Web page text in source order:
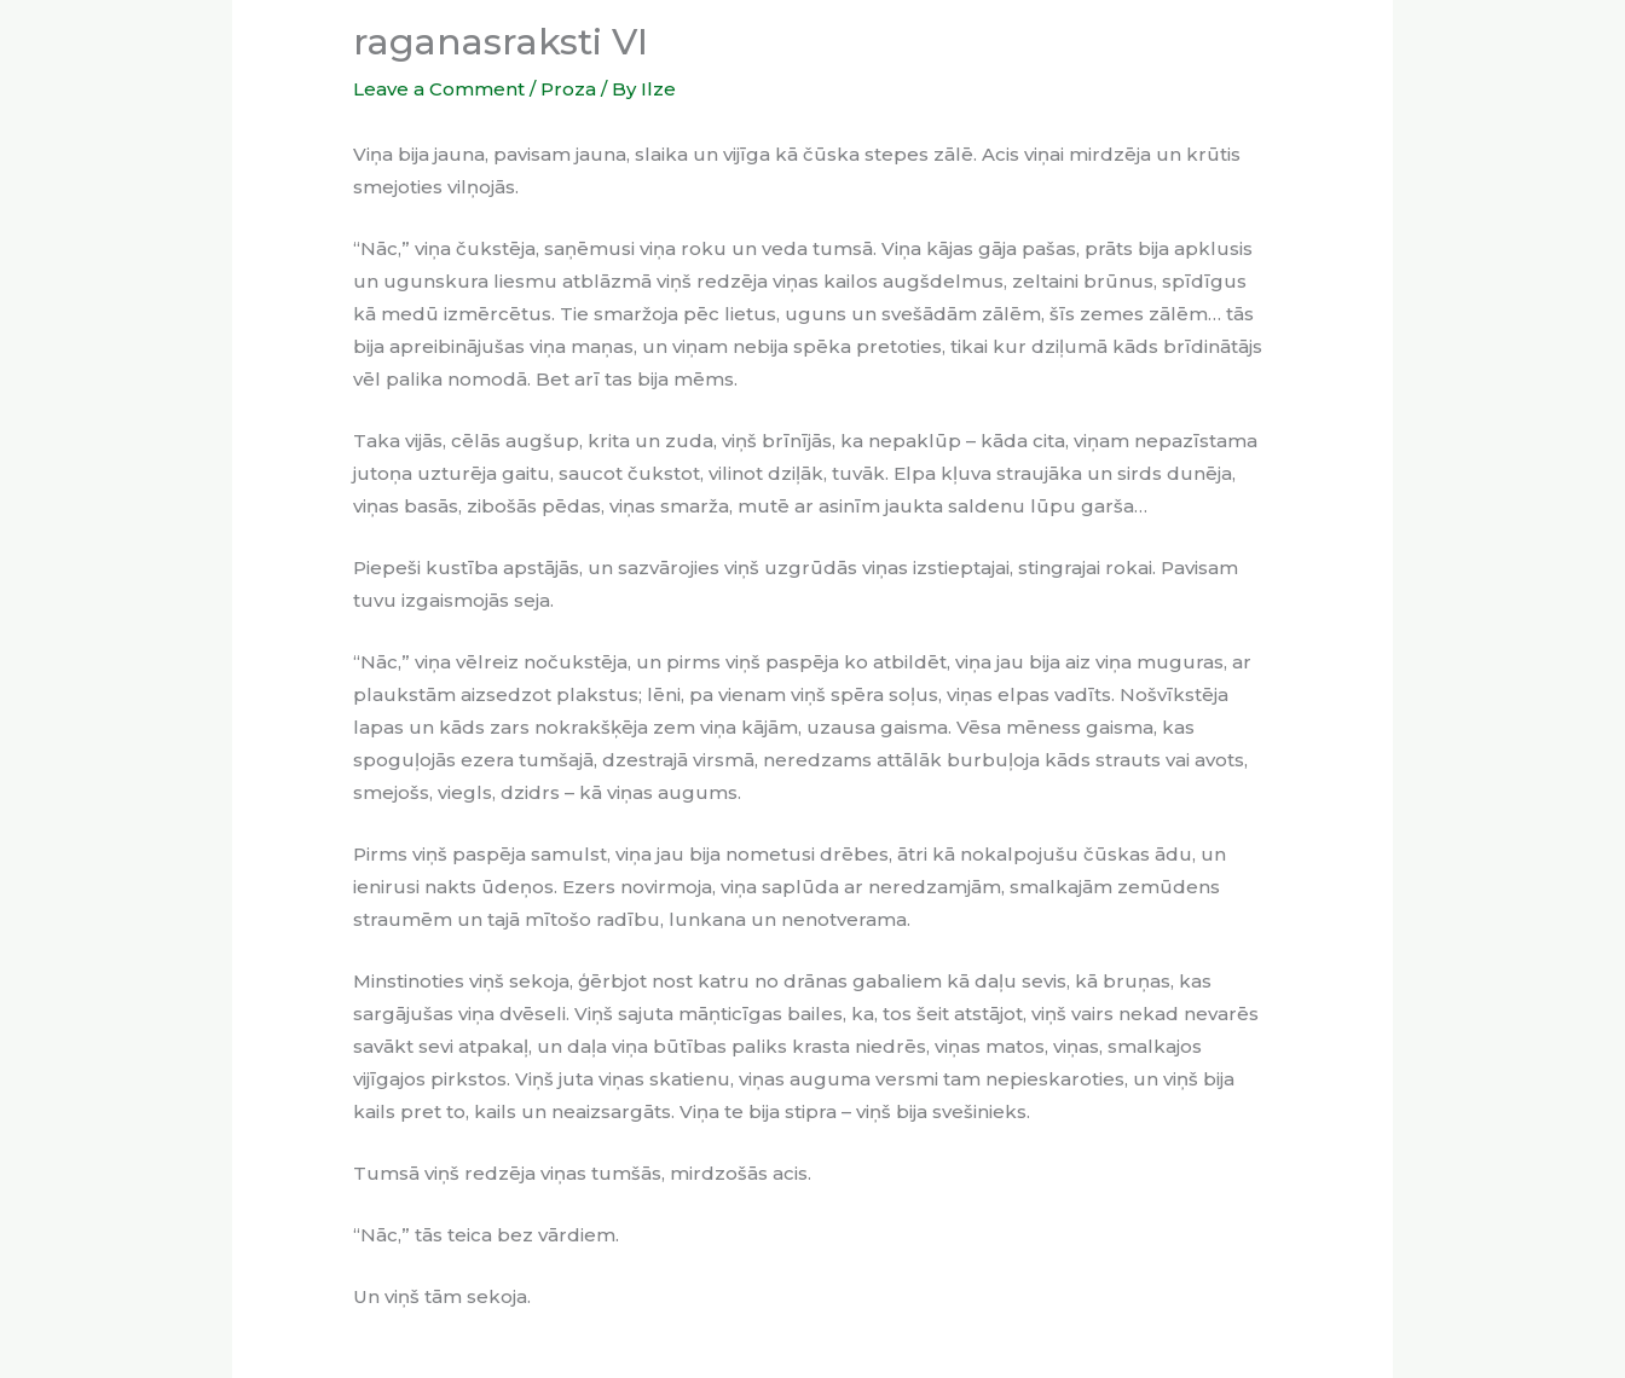
raganasraksti VI
Leave a Comment / Proza / By Ilze
Viņa bija jauna, pavisam jauna, slaika un vijīga kā čūska stepes zālē. Acis viņai mirdzēja un krūtis
smejoties vilņojās.
“Nāc,” viņa čukstēja, saņēmusi viņa roku un veda tumsā. Viņa kājas gāja pašas, prāts bija apklusis
un ugunskura liesmu atblāzmā viņš redzēja viņas kailos augšdelmus, zeltaini brūnus, spīdīgus
kā medū izmērcētus. Tie smaržoja pēc lietus, uguns un svešādām zālēm, šīs zemes zālēm… tās
bija apreibinājušas viņa maņas, un viņam nebija spēka pretoties, tikai kur dziļumā kāds brīdinātājs
vēl palika nomodā. Bet arī tas bija mēms.
Taka vijās, cēlās augšup, krita un zuda, viņš brīnījās, ka nepaklūp – kāda cita, viņam nepazīstama
jutoņa uzturēja gaitu, saucot čukstot, vilinot dziļāk, tuvāk. Elpa kļuva straujāka un sirds dunēja,
viņas basās, zibošās pēdas, viņas smarža, mutē ar asinīm jaukta saldenu lūpu garša…
Piepeši kustība apstājās, un sazvārojies viņš uzgrūdās viņas izstieptajai, stingrajai rokai. Pavisam
tuvu izgaismojās seja.
“Nāc,” viņa vēlreiz nočukstēja, un pirms viņš paspēja ko atbildēt, viņa jau bija aiz viņa muguras, ar
plaukstām aizsedzot plakstus; lēni, pa vienam viņš spēra soļus, viņas elpas vadīts. Nošvīkstēja
lapas un kāds zars nokrakšķēja zem viņa kājām, uzausa gaisma. Vēsa mēness gaisma, kas
spoguļojās ezera tumšajā, dzestrajā virsmā, neredzams attālāk burbuļoja kāds strauts vai avots,
smejošs, viegls, dzidrs – kā viņas augums.
Pirms viņš paspēja samulst, viņa jau bija nometusi drēbes, ātri kā nokalpojušu čūskas ādu, un
ienirusi nakts ūdeņos. Ezers novirmoja, viņa saplūda ar neredzamjām, smalkajām zemūdens
straumēm un tajā mītošo radību, lunkana un nenotverama.
Minstinoties viņš sekoja, ģērbjot nost katru no drānas gabaliem kā daļu sevis, kā bruņas, kas
sargājušas viņa dvēseli. Viņš sajuta māņticīgas bailes, ka, tos šeit atstājot, viņš vairs nekad nevarēs
savākt sevi atpakaļ, un daļa viņa būtības paliks krasta niedrēs, viņas matos, viņas, smalkajos
vijīgajos pirkstos. Viņš juta viņas skatienu, viņas auguma versmi tam nepieskaroties, un viņš bija
kails pret to, kails un neaizsargāts. Viņa te bija stipra – viņš bija svešinieks.
Tumsā viņš redzēja viņas tumšās, mirdzošās acis.
“Nāc,” tās teica bez vārdiem.
Un viņš tām sekoja.